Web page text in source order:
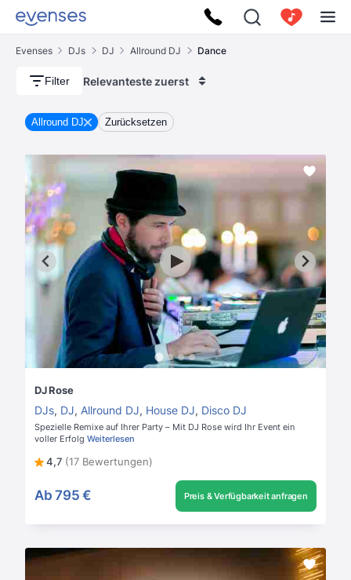
Evenses DJs DJ Allround DJ Dance
Filter Relevanteste zuerst
Allround DJ Zurücksetzen
DJ Rose
DJs, DJ, Allround DJ, House DJ, Disco DJ
Spezielle Remixe auf Ihrer Party – Mit DJ Rose wird Ihr Event ein
voller Erfolg Weiterlesen
4,7 (17 Bewertungen)
Ab 795 € Preis & Verfügbarkeit anfragen